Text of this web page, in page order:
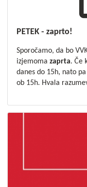
PETEK - zaprto!
Sporočamo, da bo
izjemoma zaprta. Če
danes do 15h, nato
ob 15h. Hvala